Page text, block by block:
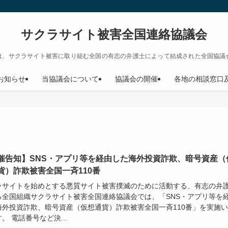
サクラサイト被害全国連絡協議会
、サクラサイト被害に取り組む全国の有志の弁護士によって結成された全国協議
知らせ 当協議会について 協議会の開催 各地の相談窓口
告知】SNS・アプリ等を経由した海外投資詐欺、暗号資産（
）詐欺被害全国一斉110番
サイトを始めとする悪質サイト被害撲滅のために活動する、有志の弁
全国組織サクラサイト被害全国連絡協議会では、「SNS・アプリ等を
外投資詐欺、暗号資産（仮想通貨）詐欺被害全国一斉110番」を実施
電話番号など決...